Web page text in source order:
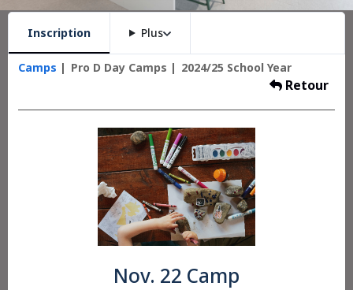
Inscription Plus
Camps Pro D Day Camps 2024/25 School Year
Retour
Nov. 22 Camp